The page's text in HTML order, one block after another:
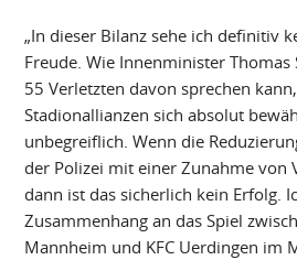
„In dieser Bilanz sehe ich definitiv
Freude. Wie Innenminister
55 Verletzten davon sprechen
Stadionallianzen sich absolut
unbegreiflich. Wenn die
der Polizei mit einer Zunahme von
dann ist das sicherlich kein Erfolg.
Zusammenhang an das Spiel
Mannheim und KFC Uerdingen im